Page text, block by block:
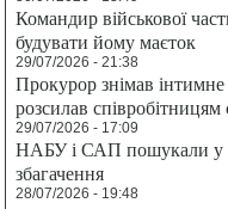
Командир військової
будувати йому маєток
29/07/2026 - 21:38
Прокурор знімав інтимне
розсилав співробітницям
29/07/2026 - 17:09
НАБУ і САП пошукали у
збагачення
28/07/2026 - 19:48